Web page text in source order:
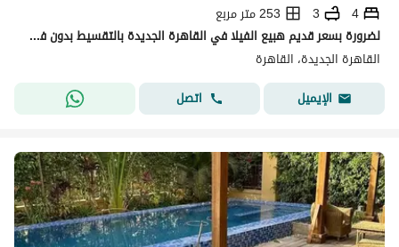
4
3
253 متر مربع
لضرورة بسعر قديم هبيع الفيلا في القاهرة الجديدة بالتقسيط بدون فوائد
القاهرة الجديدة، القاهرة
الإيميل
اتصل